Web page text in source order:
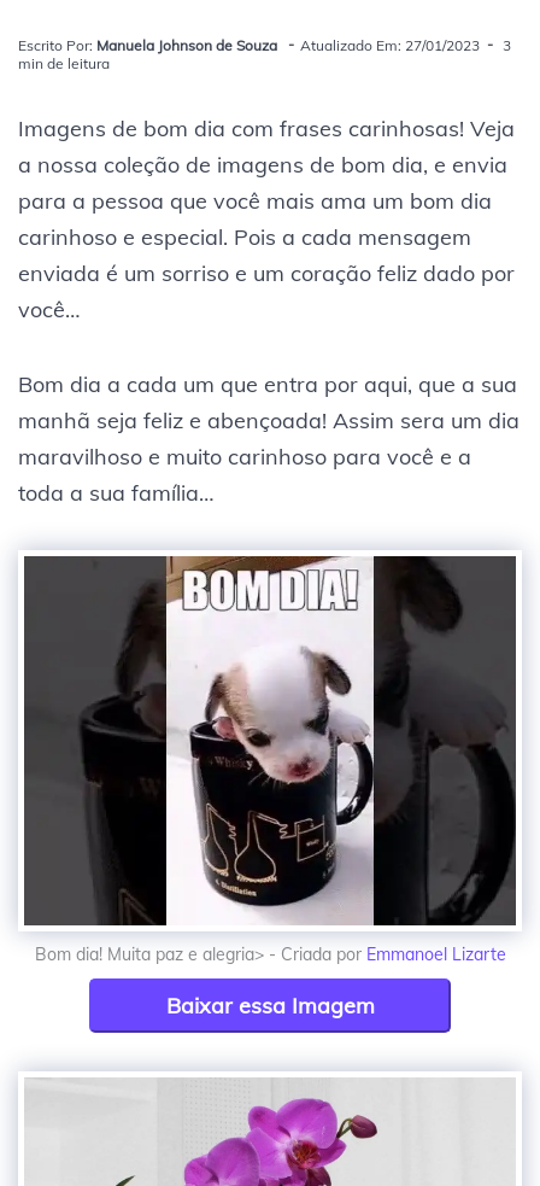
Escrito Por: Manuela Johnson de Souza Atualizado Em: 27/01/2023
3
min de leitura
Imagens de bom dia com frases carinhosas! Veja
a nossa coleção de imagens de bom dia, e envia
para a pessoa que você mais ama um bom dia
carinhoso e especial. Pois a cada mensagem
enviada é um sorriso e um coração feliz dado por
você…
Bom dia a cada um que entra por aqui, que a sua
manhã seja feliz e abençoada! Assim sera um dia
maravilhoso e muito carinhoso para você e a
toda a sua família…
Bom dia! Muita paz e alegria> - Criada por Emmanoel Lizarte
Baixar essa Imagem